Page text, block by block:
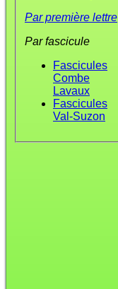
Par première lettre
Par fascicule
Fascicules
Combe
Lavaux
Fascicules
Val-Suzon